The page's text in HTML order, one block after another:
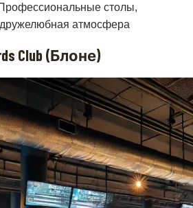
столы,
атмосфера
Club (Блоне)